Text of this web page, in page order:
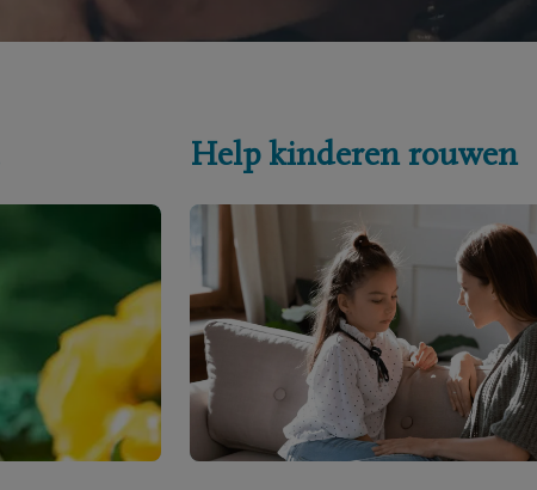
Help kinderen rouwen